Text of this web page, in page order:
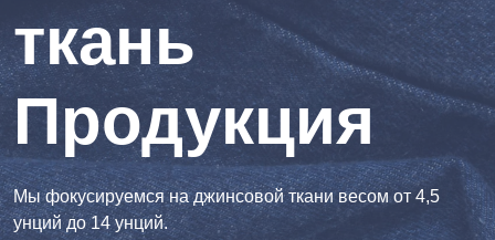
ткань
Продукция
Мы фокусируемся на джинсовой ткани весом от 4,5
унций до 14 унций.